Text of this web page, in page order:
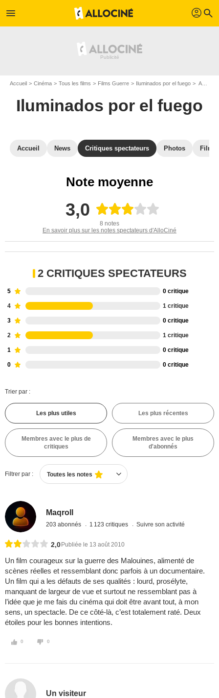
menu profil search
Accueil Cinéma Tous les films Films Guerre Iluminados por el fuego Avis sur Iluminados por el fuego
Iluminados por el fuego
Accueil News Critiques spectateurs Photos
Note moyenne
3,0
8 notes
En savoir plus sur les notes spectateurs d'AlloCiné
2 CRITIQUES SPECTATEURS
5 0 critique
4 1 critique
3 0 critique
2 1 critique
1 0 critique
0 0 critique
Trier par :
Les plus utiles Les plus récentes
Membres avec le plus de
critiques
Membres avec le plus
d'abonnés
Filtrer par : Toutes les notes
Maqroll
203 abonnés 1 123 critiques Suivre son activité
2,0 Publiée le 13 août 2010
Un film courageux sur la guerre des Malouines, alimenté de
scènes réelles et ressemblant donc parfois à un documentaire.
Un film qui a les défauts de ses qualités : lourd, prosélyte,
manquant de largeur de vue et surtout ne ressemblant pas à
l’idée que je me fais du cinéma qui doit être avant tout, à mon
sens, un spectacle. De ce côté-là, c’est totalement raté. Deux
étoiles pour les bonnes intentions.
0 0
Un visiteur